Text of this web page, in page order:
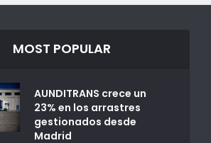
MOST POPULAR
AUNDITRANS crece un
23% en los arrastres
gestionados desde
Madrid